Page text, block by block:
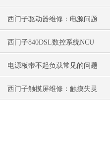
西门子驱动器维修：电源问题
西门子840DSL数控系统NCU
模块坏
电源板带不起负载常见的问题
和解决方法
西门子触摸屏维修：触摸失灵